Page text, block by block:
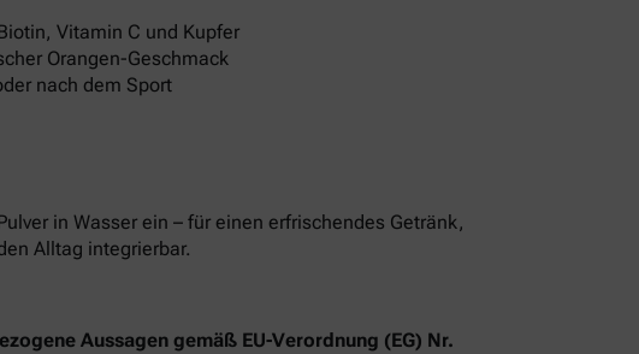
Vitamin C und Kupfer
Orangen-Geschmack
nach dem Sport
in Wasser ein – für einen erfrischendes Getränk,
Alltag integrierbar.
Aussagen gemäß EU-Verordnung (EG) Nr.